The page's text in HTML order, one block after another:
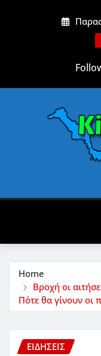
Home
Βροχή οι
Πότε θα γίνουν οι
ΕΙΔΗΣΕΙΣ